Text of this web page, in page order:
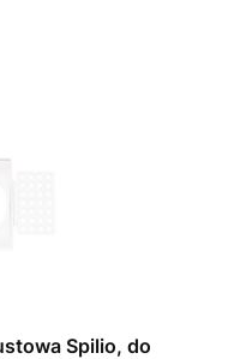
Spilio, do